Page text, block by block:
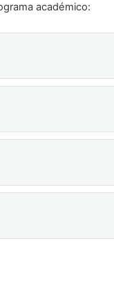
académico:
Operativos
y
General de Total